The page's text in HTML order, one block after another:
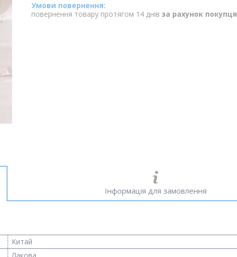
повернення товару протягом 14 днів за рахунок покупця
Інформація для замовлення
Китай